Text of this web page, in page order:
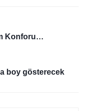
Konforu…
boy gösterecek